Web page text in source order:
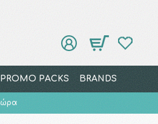
PROMO PACKS BRANDS